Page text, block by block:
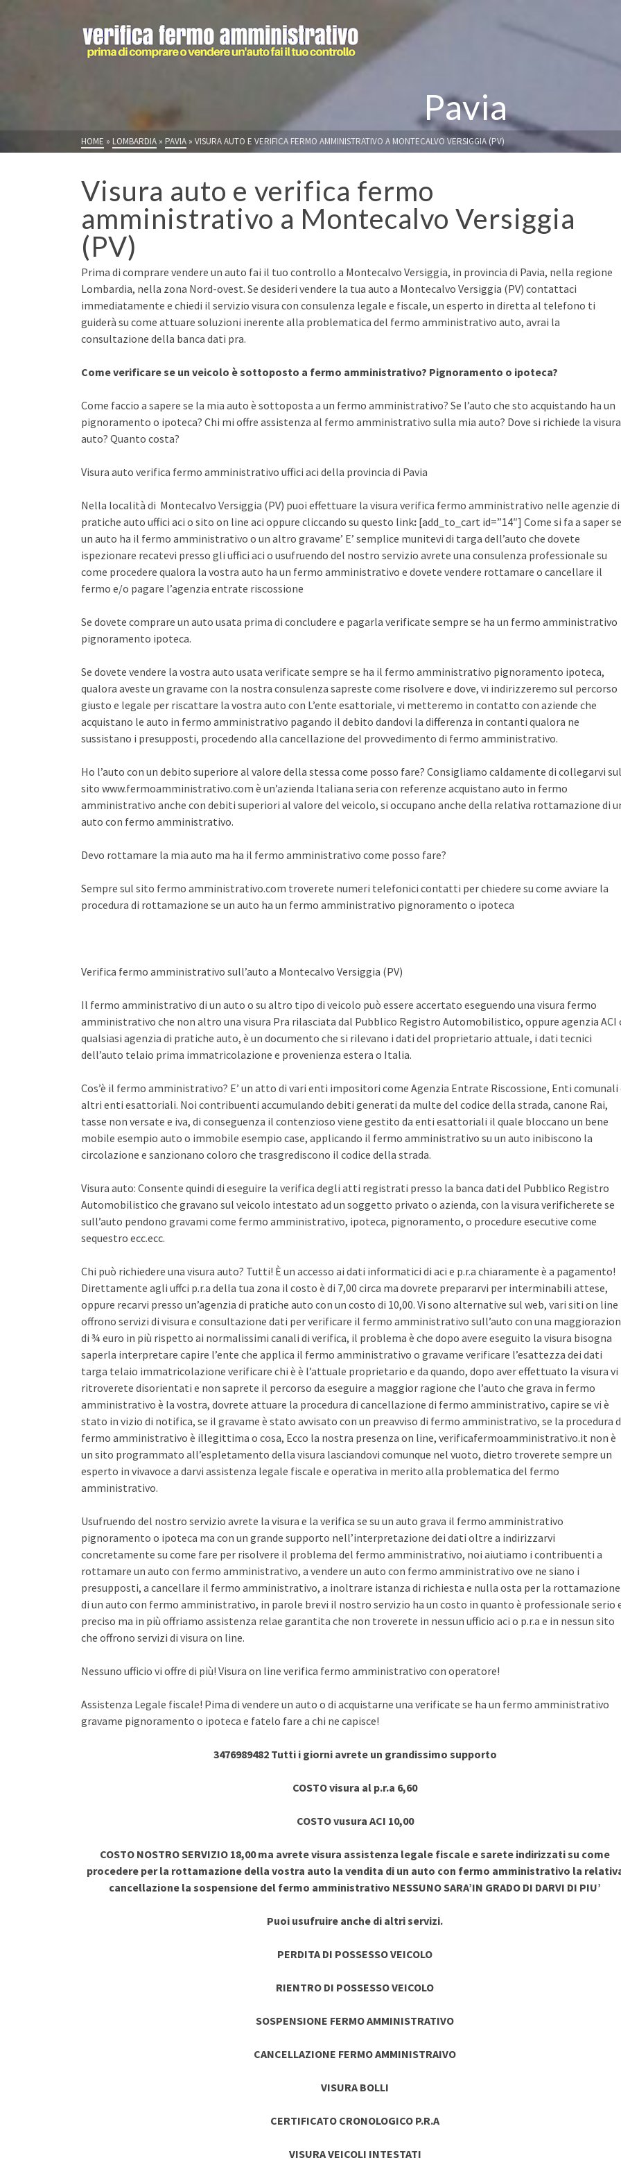
Pavia
HOME » LOMBARDIA » PAVIA » VISURA AUTO E VERIFICA FERMO AMMINISTRATIVO A MONTECALVO VERSIGGIA (PV)
Visura auto e verifica fermo
amministrativo a Montecalvo Versiggia
(PV)
Prima di comprare vendere un auto fai il tuo controllo a Montecalvo Versiggia, in provincia di Pavia, nella regione
Lombardia, nella zona Nord-ovest. Se desideri vendere la tua auto a Montecalvo Versiggia (PV) contattaci
immediatamente e chiedi il servizio visura con consulenza legale e fiscale, un esperto in diretta al telefono ti
guiderà su come attuare soluzioni inerente alla problematica del fermo amministrativo auto, avrai la
consultazione della banca dati pra.
Come verificare se un veicolo è sottoposto a fermo amministrativo? Pignoramento o ipoteca?
Come faccio a sapere se la mia auto è sottoposta a un fermo amministrativo? Se l’auto che sto acquistando ha un
pignoramento o ipoteca? Chi mi offre assistenza al fermo amministrativo sulla mia auto? Dove si richiede la visura
auto? Quanto costa?
Visura auto verifica fermo amministrativo uffici aci della provincia di Pavia
Nella località di Montecalvo Versiggia (PV) puoi effettuare la visura verifica fermo amministrativo nelle agenzie di
pratiche auto uffici aci o sito on line aci oppure cliccando su questo link: [add_to_cart id=”14″] Come si fa a saper se
un auto ha il fermo amministrativo o un altro gravame’ E’ semplice munitevi di targa dell’auto che dovete
ispezionare recatevi presso gli uffici aci o usufruendo del nostro servizio avrete una consulenza professionale su
come procedere qualora la vostra auto ha un fermo amministrativo e dovete vendere rottamare o cancellare il
fermo e/o pagare l’agenzia entrate riscossione
Se dovete comprare un auto usata prima di concludere e pagarla verificate sempre se ha un fermo amministrativo
pignoramento ipoteca.
Se dovete vendere la vostra auto usata verificate sempre se ha il fermo amministrativo pignoramento ipoteca,
qualora aveste un gravame con la nostra consulenza sapreste come risolvere e dove, vi indirizzeremo sul percorso
giusto e legale per riscattare la vostra auto con L’ente esattoriale, vi metteremo in contatto con aziende che
acquistano le auto in fermo amministrativo pagando il debito dandovi la differenza in contanti qualora ne
sussistano i presupposti, procedendo alla cancellazione del provvedimento di fermo amministrativo.
Ho l’auto con un debito superiore al valore della stessa come posso fare? Consigliamo caldamente di collegarvi sul
sito www.fermoamministrativo.com è un’azienda Italiana seria con referenze acquistano auto in fermo
amministrativo anche con debiti superiori al valore del veicolo, si occupano anche della relativa rottamazione di
auto con fermo amministrativo.
Devo rottamare la mia auto ma ha il fermo amministrativo come posso fare?
Sempre sul sito fermo amministrativo.com troverete numeri telefonici contatti per chiedere su come avviare la
procedura di rottamazione se un auto ha un fermo amministrativo pignoramento o ipoteca
Verifica fermo amministrativo sull’auto a Montecalvo Versiggia (PV)
Il fermo amministrativo di un auto o su altro tipo di veicolo può essere accertato eseguendo una visura fermo
amministrativo che non altro una visura Pra rilasciata dal Pubblico Registro Automobilistico, oppure agenzia ACI
qualsiasi agenzia di pratiche auto, è un documento che si rilevano i dati del proprietario attuale, i dati tecnici
dell’auto telaio prima immatricolazione e provenienza estera o Italia.
Cos’è il fermo amministrativo? E’ un atto di vari enti impositori come Agenzia Entrate Riscossione, Enti comunali
altri enti esattoriali. Noi contribuenti accumulando debiti generati da multe del codice della strada, canone Rai,
tasse non versate e iva, di conseguenza il contenzioso viene gestito da enti esattoriali il quale bloccano un bene
mobile esempio auto o immobile esempio case, applicando il fermo amministrativo su un auto inibiscono la
circolazione e sanzionano coloro che trasgrediscono il codice della strada.
Visura auto: Consente quindi di eseguire la verifica degli atti registrati presso la banca dati del Pubblico Registro
Automobilistico che gravano sul veicolo intestato ad un soggetto privato o azienda, con la visura verificherete se
sull’auto pendono gravami come fermo amministrativo, ipoteca, pignoramento, o procedure esecutive come
sequestro ecc.ecc.
Chi può richiedere una visura auto? Tutti! È un accesso ai dati informatici di aci e p.r.a chiaramente è a pagamento!
Direttamente agli uffci p.r.a della tua zona il costo è di 7,00 circa ma dovrete prepararvi per interminabili attese,
oppure recarvi presso un’agenzia di pratiche auto con un costo di 10,00. Vi sono alternative sul web, vari siti on line
offrono servizi di visura e consultazione dati per verificare il fermo amministrativo sull’auto con una
di ¾ euro in più rispetto ai normalissimi canali di verifica, il problema è che dopo avere eseguito la visura bisogna
saperla interpretare capire l’ente che applica il fermo amministrativo o gravame verificare l’esattezza dei dati
targa telaio immatricolazione verificare chi è è l’attuale proprietario e da quando, dopo aver effettuato la visura vi
ritroverete disorientati e non saprete il percorso da eseguire a maggior ragione che l’auto che grava in fermo
amministrativo è la vostra, dovrete attuare la procedura di cancellazione di fermo amministrativo, capire se vi è
stato in vizio di notifica, se il gravame è stato avvisato con un preavviso di fermo amministrativo, se la procedura
fermo amministrativo è illegittima o cosa, Ecco la nostra presenza on line, verificafermoamministrativo.it non è
un sito programmato all’espletamento della visura lasciandovi comunque nel vuoto, dietro troverete sempre un
esperto in vivavoce a darvi assistenza legale fiscale e operativa in merito alla problematica del fermo
amministrativo.
Usufruendo del nostro servizio avrete la visura e la verifica se su un auto grava il fermo amministrativo
pignoramento o ipoteca ma con un grande supporto nell’interpretazione dei dati oltre a indirizzarvi
concretamente su come fare per risolvere il problema del fermo amministrativo, noi aiutiamo i contribuenti a
rottamare un auto con fermo amministrativo, a vendere un auto con fermo amministrativo ove ne siano i
presupposti, a cancellare il fermo amministrativo, a inoltrare istanza di richiesta e nulla osta per la rottamazione
di un auto con fermo amministrativo, in parole brevi il nostro servizio ha un costo in quanto è professionale serio
preciso ma in più offriamo assistenza relae garantita che non troverete in nessun ufficio aci o p.r.a e in nessun sito
che offrono servizi di visura on line.
Nessuno ufficio vi offre di più! Visura on line verifica fermo amministrativo con operatore!
Assistenza Legale fiscale! Pima di vendere un auto o di acquistarne una verificate se ha un fermo amministrativo
gravame pignoramento o ipoteca e fatelo fare a chi ne capisce!
3476989482 Tutti i giorni avrete un grandissimo supporto
COSTO visura al p.r.a 6,60
COSTO vusura ACI 10,00
COSTO NOSTRO SERVIZIO 18,00 ma avrete visura assistenza legale fiscale e sarete indirizzati su come
procedere per la rottamazione della vostra auto la vendita di un auto con fermo amministrativo la
cancellazione la sospensione del fermo amministrativo NESSUNO SARA’IN GRADO DI DARVI DI PIU’
Puoi usufruire anche di altri servizi.
PERDITA DI POSSESSO VEICOLO
RIENTRO DI POSSESSO VEICOLO
SOSPENSIONE FERMO AMMINISTRATIVO
CANCELLAZIONE FERMO AMMINISTRAIVO
VISURA BOLLI
CERTIFICATO CRONOLOGICO P.R.A
VISURA VEICOLI INTESTATI